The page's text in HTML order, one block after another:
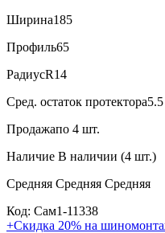
Ширина185
Профиль65
РадиусR14
Сред. остаток протектора
Продажапо 4 шт.
Наличие В наличии (4 шт.)
Средняя Средняя Средняя
Код: Сам1-11338
+Скидка 20% на